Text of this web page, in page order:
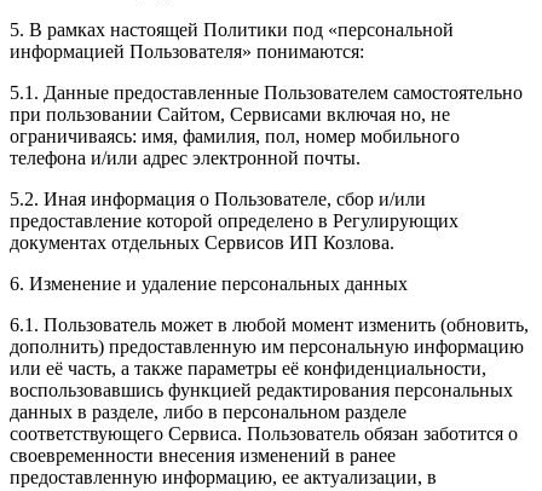
5. В рамках настоящей Политики под «персональной
информацией Пользователя» понимаются:
5.1. Данные предоставленные Пользователем самостоятельно
при пользовании Сайтом, Сервисами включая но, не
ограничиваясь: имя, фамилия, пол, номер мобильного
телефона и/или адрес электронной почты.
5.2. Иная информация о Пользователе, сбор и/или
предоставление которой определено в Регулирующих
документах отдельных Сервисов ИП Козлова.
6. Изменение и удаление персональных данных
6.1. Пользователь может в любой момент изменить (обновить,
дополнить) предоставленную им персональную информацию
или её часть, а также параметры её конфиденциальности,
воспользовавшись функцией редактирования персональных
данных в разделе, либо в персональном разделе
соответствующего Сервиса. Пользователь обязан заботится о
своевременности внесения изменений в ранее
предоставленную информацию, ее актуализации, в